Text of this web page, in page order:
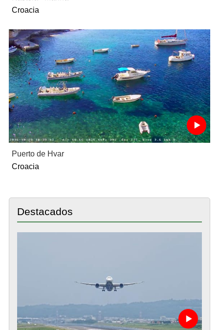
Croacia
Puerto de Hvar
Croacia
Destacados